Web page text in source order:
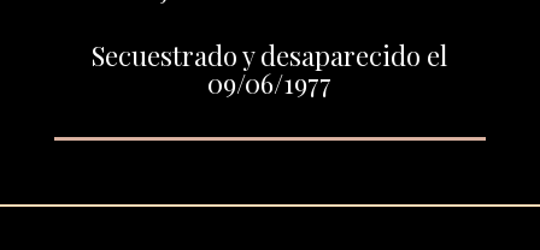
Secuestrado y desaparecido el
09/06/1977